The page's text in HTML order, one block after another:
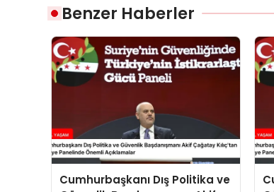
Benzer Haberler
Cumhurbaşkanı Dış Politika ve